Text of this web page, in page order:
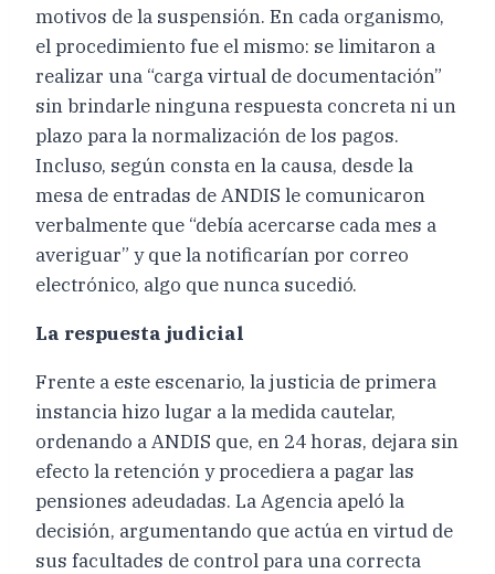
motivos de la suspensión. En cada organismo,
el procedimiento fue el mismo: se limitaron a
realizar una “carga virtual de documentación”
sin brindarle ninguna respuesta concreta ni un
plazo para la normalización de los pagos.
Incluso, según consta en la causa, desde la
mesa de entradas de ANDIS le comunicaron
verbalmente que “debía acercarse cada mes a
averiguar” y que la notificarían por correo
electrónico, algo que nunca sucedió.
La respuesta judicial
Frente a este escenario, la justicia de primera
instancia hizo lugar a la medida cautelar,
ordenando a ANDIS que, en 24 horas, dejara sin
efecto la retención y procediera a pagar las
pensiones adeudadas. La Agencia apeló la
decisión, argumentando que actúa en virtud de
sus facultades de control para una correcta